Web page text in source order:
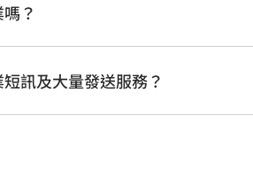
？
訊及大量發送服務？